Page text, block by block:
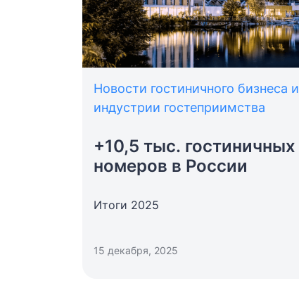
Новости гостиничного бизнеса и
индустрии гостеприимства
+10,5 тыс. гостиничных
номеров в России
Итоги 2025
15 декабря, 2025